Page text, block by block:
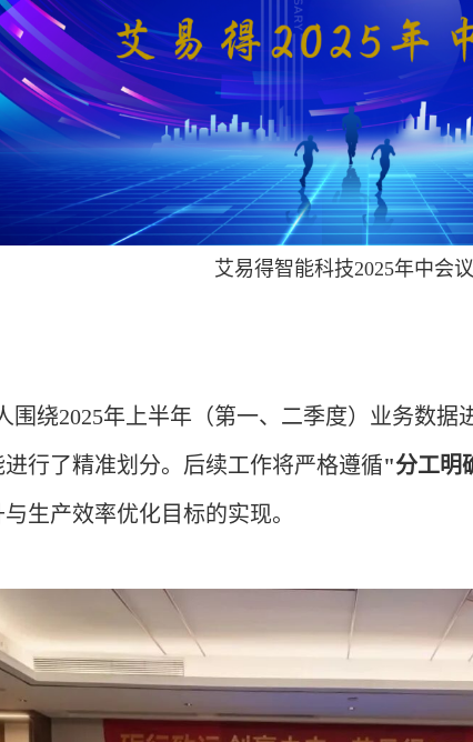
艾易得智能科技2025年中会议
围绕2025年上半年（第一、二季度）业务数
行了精准划分。后续工作将严格遵循"分工明
生产效率优化目标的实现。